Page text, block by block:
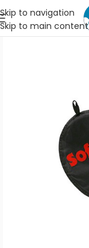
Skip to navigation
Skip to main content